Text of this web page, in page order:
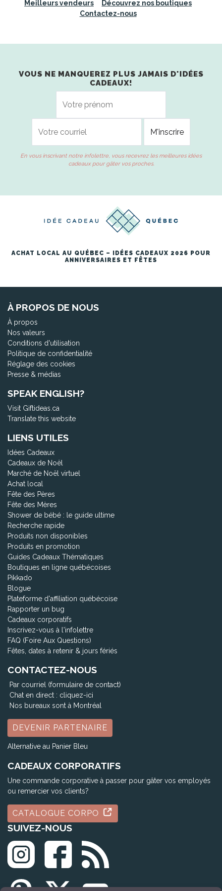
Meilleurs vendeurs
Découvrez nos boutiques
Contactez-nous
VOUS NE MANQUEREZ PLUS JAMAIS D'IDÉES
CADEAUX!
En vous inscrivant notre infolettre, vous recevrez les meilleures idées
cadeaux pour gâter vos proches.
ACHAT LOCAL AU QUÉBEC – IDÉES CADEAUX 2026 POUR
ANNIVERSAIRES ET FÊTES
À PROPOS DE NOUS
À propos
Nos valeurs
Conditions d'utilisation
Politique de confidentialité
Réglage des cookies
Presse & médias
SPEAK ENGLISH?
Visit Giftideas.ca
Translate this website
LIENS UTILES
Idées Cadeaux
Cadeaux de Noël
Marché de Noël virtuel
Achat local
Fête des Pères
Fête des Mères
Shower de bébé : le guide ultime
Recherche rapide
Produits non disponibles
Produits en promotion
Guides Cadeaux Thématiques
Boutiques en ligne québécoises
Pikkado
Blogue
Plateforme d'affiliation québécoise
Rapporter un bug
Cadeaux corporatifs
Inscrivez-vous à l'infolettre
FAQ (Foire Aux Questions)
Fêtes, dates à retenir & jours fériés
CONTACTEZ-NOUS
Par courriel (formulaire de contact)
Chat en direct : cliquez-ici
Nos bureaux sont à Montréal
DEVENIR PARTENAIRE
Alternative au Panier Bleu
CADEAUX CORPORATIFS
Une commande corporative à passer pour gâter vos employés
ou remercier vos clients?
CATALOGUE CORPO
SUIVEZ-NOUS